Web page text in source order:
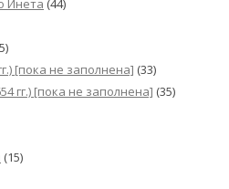
Инета (44)
[пока не заполнена] (33)
гг.) [пока не заполнена] (35)
(15)